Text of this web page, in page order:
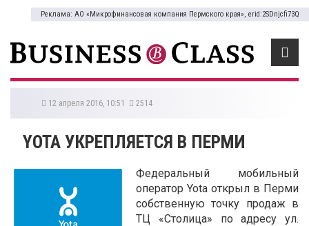
Реклама: АО «Микрофинансовая компания Пермского края», erid:2SDnjcfi73Q
12 апреля 2016, 10:51 2514
YOTA УКРЕПЛЯЕТСЯ В ПЕРМИ
Федеральный мобильный
оператор Yota открыл в Перми
собственную точку продаж в
ТЦ «Столица» по адресу ул.